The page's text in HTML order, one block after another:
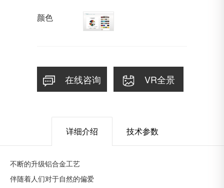
颜色
在线咨询 VR全景
详细介绍 技术参数
不断的升级铝合金工艺
伴随着人们对于自然的偏爱